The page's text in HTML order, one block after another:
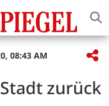
08:43 AM
zurück